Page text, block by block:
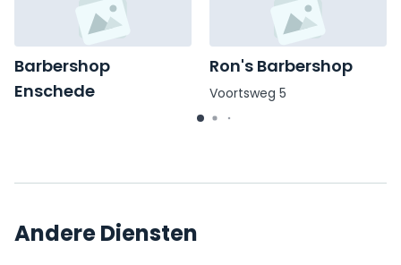
Barbershop
Enschede
Ron's Barbershop
Voortsweg 5
Andere Diensten